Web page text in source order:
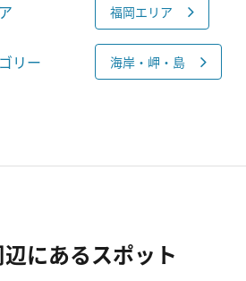
福岡エリア
リー 海岸・岬・島
にあるスポット